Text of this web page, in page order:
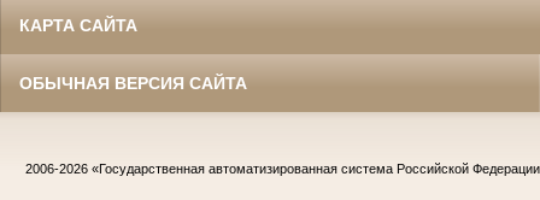
КАРТА САЙТА
ОБЫЧНАЯ ВЕРСИЯ САЙТА
2006-2026 «Государственная автоматизированная система Российской